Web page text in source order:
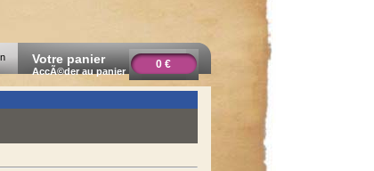
Votre panier
AccÃ©der au panier
0 €